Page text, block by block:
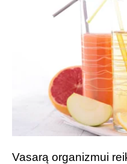
Vasarą organizmui